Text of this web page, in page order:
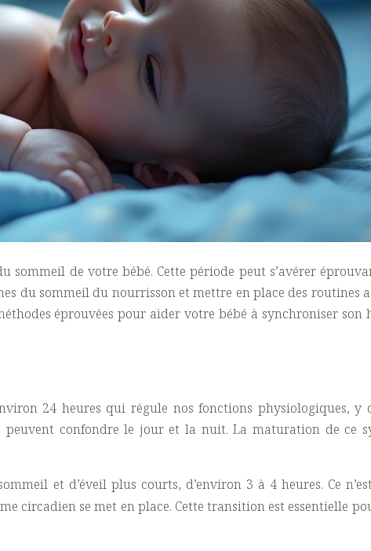
de votre bébé. Cette période peut s’avérer
du sommeil du nourrisson et mettre en place des routines
éprouvées pour aider votre bébé à synchroniser son
24 heures qui régule nos fonctions physiologiques, y
confondre le jour et la nuit. La maturation de ce
et d’éveil plus courts, d’environ 3 à 4 heures. Ce
circadien se met en place. Cette transition est essentielle